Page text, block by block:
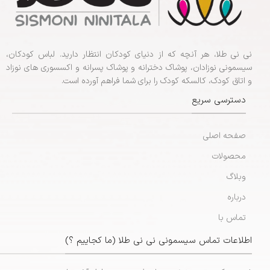
نی نی طلا، هر آنچه که از دنیای کودکان انتظار دارید. لباس کودکان،
سیسمونی نوزادان، پوشاک دخترانه و پوشاک پسرانه و اکسسوری های نوزاد
و اتاق کودک، کالسکه کودک را برای شما فراهم آورده است.
دسترسی سریع
صفحه اصلی
محصولات
وبلاگ
درباره
تماس با
اطلاعات تماس سیسمونی نی نی طلا (ما کجاییم ؟)